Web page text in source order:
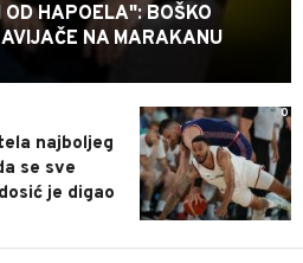
HAPOELA": BOŠKO
NA MARAKANU
0
najboljeg
se sve
je digao